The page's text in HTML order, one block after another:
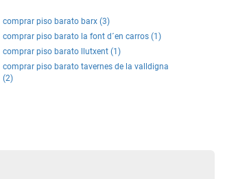
comprar piso barato barx (3)
comprar piso barato la font d´en carros (1)
comprar piso barato llutxent (1)
comprar piso barato tavernes de la valldigna
(2)